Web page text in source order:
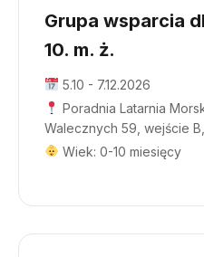
Grupa wsparcia
10. m. ż.
5.10 - 7.12.2026
Poradnia Latarnia
Walecznych 59, wejście
Wiek: 0-10 miesięcy